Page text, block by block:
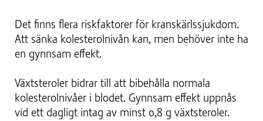
Det finns flera riskfaktorer för kranskärlssjukdom.
Att sänka kolesterolnivån kan, men behöver inte ha
en gynnsam effekt.​
Växtsteroler bidrar till att bibehålla normala
kolesterolnivåer i blodet. Gynnsam effekt uppnås
vid ett dagligt intag av minst 0,8 g växtsteroler.​